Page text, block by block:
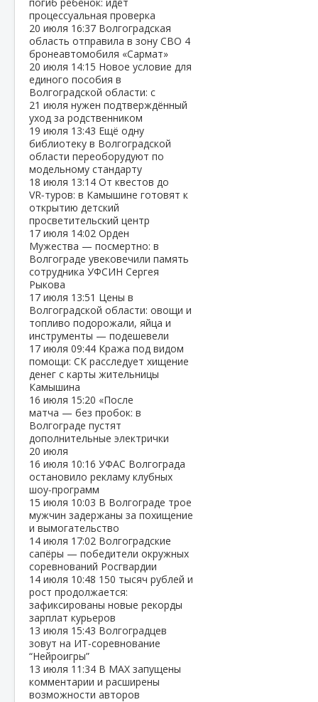
процессуальная проверка
20 июля 16:37 Волгоградская
область отправила в зону СВО 4
бронеавтомобиля «Сармат»
20 июля 14:15 Новое условие для
единого пособия в
Волгоградской области: с
21 июля нужен подтверждённый
уход за родственником
19 июля 13:43 Ещё одну
библиотеку в Волгоградской
области переоборудуют по
модельному стандарту
18 июля 13:14 От квестов до
VR‑туров: в Камышине готовят к
открытию детский
просветительский центр
17 июля 14:02 Орден
Мужества — посмертно: в
Волгограде увековечили память
сотрудника УФСИН Сергея
Рыкова
17 июля 13:51 Цены в
Волгоградской области: овощи и
топливо подорожали, яйца и
инструменты — подешевели
17 июля 09:44 Кража под видом
помощи: СК расследует хищение
денег с карты жительницы
Камышина
16 июля 15:20 «После
матча — без пробок: в
Волгограде пустят
дополнительные электрички
20 июля
16 июля 10:16 УФАС Волгограда
остановило рекламу клубных
шоу‑программ
15 июля 10:03 В Волгограде трое
мужчин задержаны за похищение
и вымогательство
14 июля 17:02 Волгоградские
сапёры — победители окружных
соревнований Росгвардии
14 июля 10:48 150 тысяч рублей и
рост продолжается:
зафиксированы новые рекорды
зарплат курьеров
13 июля 15:43 Волгоградцев
зовут на ИТ‑соревнование
“Нейроигры”
13 июля 11:34 В МАХ запущены
комментарии и расширены
возможности авторов